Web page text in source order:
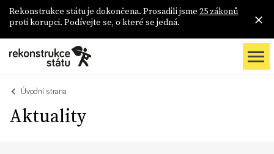
Rekonstrukce státu je dokončena. Prosadili jsme 25 zákonů
proti korupci. Podívejte se, o které se jedná.
Úvodní strana
Aktuality